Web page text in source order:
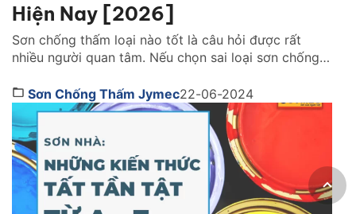
Hiện Nay [2026]
Sơn chống thấm loại nào tốt là câu hỏi được rất
nhiều người quan tâm. Nếu chọn sai loại sơn chống
phát sinh thêm nhiều chi phí sửa chữa về sau.Cùng
tìm hiểu ngay những ngoại sơn chống thấm tốt nhất
dưới đây để có […]
Sơn Chống Thấm Jymec22-06-2024